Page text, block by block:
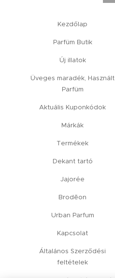
Kezdőlap
Parfüm Butik
Új illatok
Üveges maradék, Használt
Parfüm
Aktuális Kuponkódok
Márkák
Termékek
Dekant tartó
Jajorée
Brodēon
Urban Parfum
Kapcsolat
Általános Szerződési
feltételek